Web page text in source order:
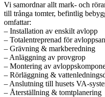
Vi samordnar allt mark- och
till trånga tomter, befintlig
omfattar:
– Installation av enskilt avlopp
– Totalentreprenad för
– Grävning & markberedning
– Anläggning av provgrop
– Montering av
– Rörläggning &
– Anslutning till husets VA-
– Återställning & tomtplanering